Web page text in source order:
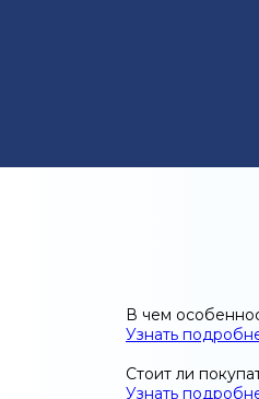
В чем
Узнать
Стоит ли
Узнать